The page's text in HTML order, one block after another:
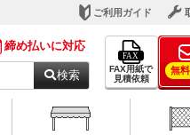
ご利用ガイド
締め払いに対応
検索
FAX用紙で
見積依頼
無料